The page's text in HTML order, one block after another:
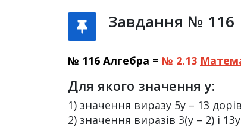
Завдання № 116
№ 116 Алгебра = № 2.13
Для якого значення у:
1) значення виразу 5у – 13
2) значення виразів 3(у – 2) і